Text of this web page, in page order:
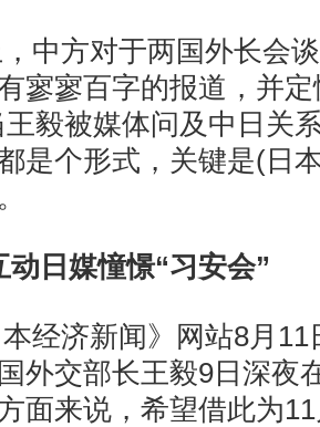
方对于两国外长会谈
寥寥百字的报道，并
王毅被媒体问及中日关
是个形式，关键是(日
动日媒憧憬“习安会”
济新闻》网站8月11
外交部长王毅9日深夜
面来说，希望借此为